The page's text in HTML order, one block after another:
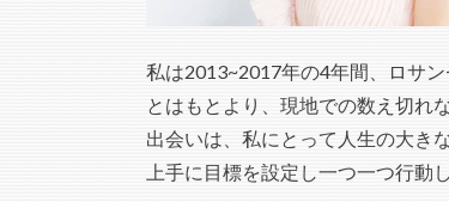
私は2013~2017年の4年間、ロサ
とはもとより、現地での数え切れ
出会いは、私にとって人生の大き
上手に目標を設定し一つ一つ行動